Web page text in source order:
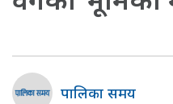
पालिका समय